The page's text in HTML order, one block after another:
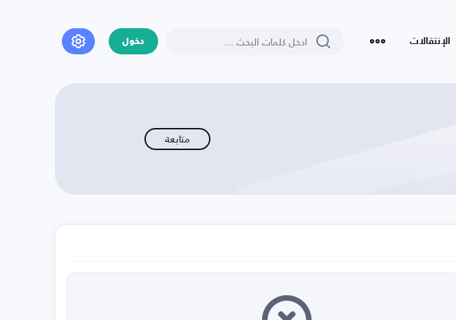
الإنتقالات دخول
متابعة